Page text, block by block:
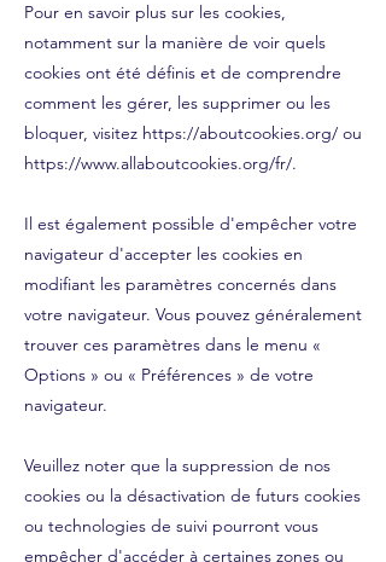
Pour en savoir plus sur les cookies,
notamment sur la manière de voir quels
cookies ont été définis et de comprendre
comment les gérer, les supprimer ou les
bloquer, visitez https://aboutcookies.org/ ou
https://www.allaboutcookies.org/fr/.
Il est également possible d'empêcher votre
navigateur d'accepter les cookies en
modifiant les paramètres concernés dans
votre navigateur. Vous pouvez généralement
trouver ces paramètres dans le menu «
Options » ou « Préférences » de votre
navigateur.
Veuillez noter que la suppression de nos
cookies ou la désactivation de futurs cookies
ou technologies de suivi pourront vous
empêcher d'accéder à certaines zones ou